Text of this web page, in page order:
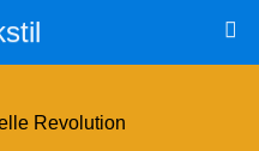
Revolution